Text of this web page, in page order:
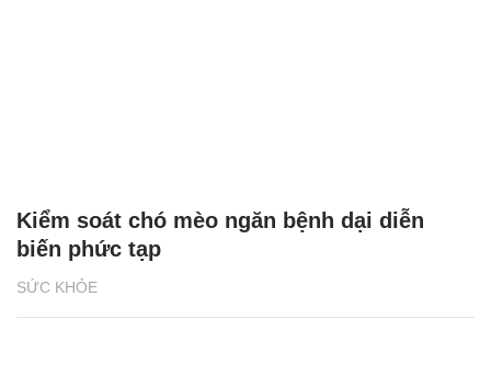
SỨC KHỎE
Kiểm soát chó mèo ngăn bệnh dại diễn
biến phức tạp